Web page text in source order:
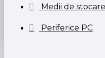
Medii de stocare
Periferice PC